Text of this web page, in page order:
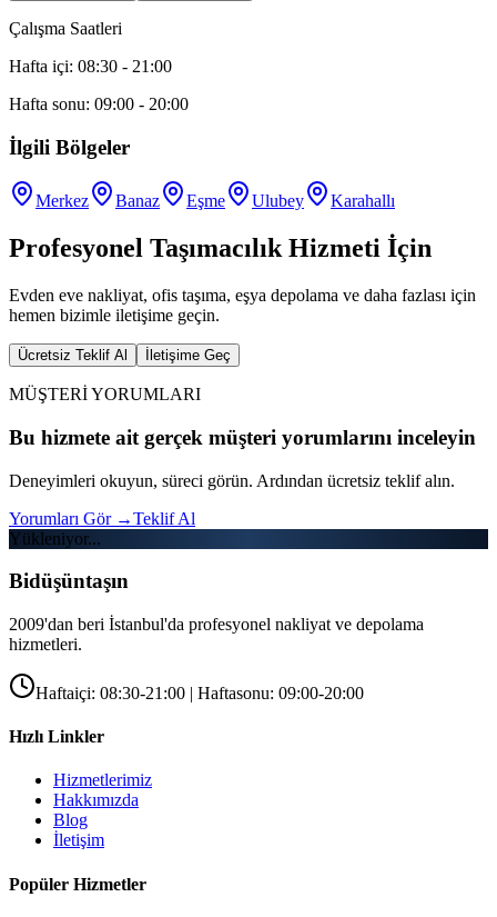
Çalışma Saatleri
Hafta içi: 08:30 - 21:00
Hafta sonu: 09:00 - 20:00
İlgili Bölgeler
Merkez Banaz Eşme Ulubey Karahallı
Profesyonel Taşımacılık Hizmeti İçin
Evden eve nakliyat, ofis taşıma, eşya depolama ve daha fazlası için
hemen bizimle iletişime geçin.
Ücretsiz Teklif Al İletişime Geç
MÜŞTERİ YORUMLARI
Bu hizmete ait gerçek müşteri yorumlarını inceleyin
Deneyimleri okuyun, süreci görün. Ardından ücretsiz teklif alın.
Yorumları Gör →Teklif Al
Yükleniyor...
Bidüşüntaşın
2009'dan beri İstanbul'da profesyonel nakliyat ve depolama
hizmetleri.
Haftaiçi: 08:30-21:00 | Haftasonu: 09:00-20:00
Hızlı Linkler
Hizmetlerimiz
Hakkımızda
Blog
İletişim
Popüler Hizmetler